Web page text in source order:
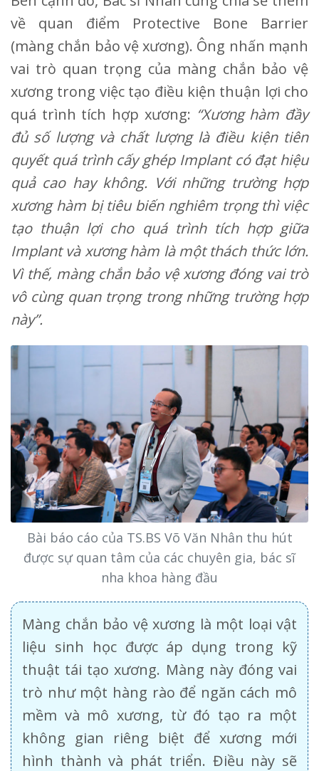
về quan điểm Protective Bone Barrier
(màng chắn bảo vệ xương). Ông nhấn mạnh
vai trò quan trọng của màng chắn bảo vệ
xương trong việc tạo điều kiện thuận lợi cho
quá trình tích hợp xương: “Xương hàm đầy
đủ số lượng và chất lượng là điều kiện tiên
quyết quá trình cấy ghép Implant có đạt hiệu
quả cao hay không. Với những trường hợp
xương hàm bị tiêu biến nghiêm trọng thì việc
tạo thuận lợi cho quá trình tích hợp giữa
Implant và xương hàm là một thách thức lớn.
Vì thế, màng chắn bảo vệ xương đóng vai trò
vô cùng quan trọng trong những trường hợp
này”.
Bài báo cáo của TS.BS Võ Văn Nhân thu hút
được sự quan tâm của các chuyên gia, bác sĩ
nha khoa hàng đầu
Màng chắn bảo vệ xương là một loại vật
liệu sinh học được áp dụng trong kỹ
thuật tái tạo xương. Màng này đóng vai
trò như một hàng rào để ngăn cách mô
mềm và mô xương, từ đó tạo ra một
không gian riêng biệt để xương mới
hình thành và phát triển. Điều này sẽ